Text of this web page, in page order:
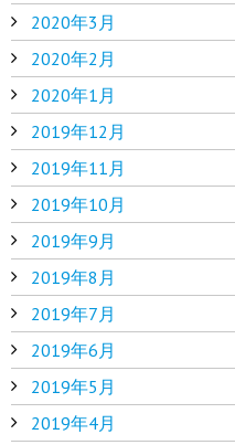
2020年3月
2020年2月
2020年1月
2019年12月
2019年11月
2019年10月
2019年9月
2019年8月
2019年7月
2019年6月
2019年5月
2019年4月